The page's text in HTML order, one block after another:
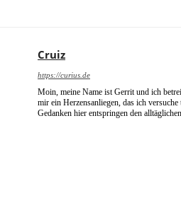
Cruiz
https://curius.de
Moin, meine Name ist Gerrit und ich
mir ein Herzensanliegen, das ich
Gedanken hier entspringen den